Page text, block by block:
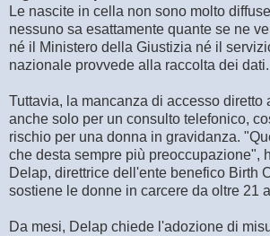
Le nascite in cella non sono molto
nessuno sa esattamente quante se ne
né il Ministero della Giustizia né il
nazionale provvede alla raccolta dei dati.
Tuttavia, la mancanza di accesso diretto
anche solo per un consulto telefonico,
rischio per una donna in gravidanza.
che desta sempre più preoccupazione",
Delap, direttrice dell'ente benefico Birth
sostiene le donne in carcere da oltre 21
Da mesi, Delap chiede l'adozione di